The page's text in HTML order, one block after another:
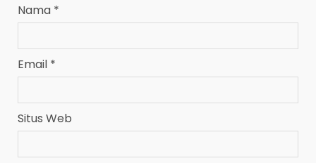
Nama *
Email *
Situs Web